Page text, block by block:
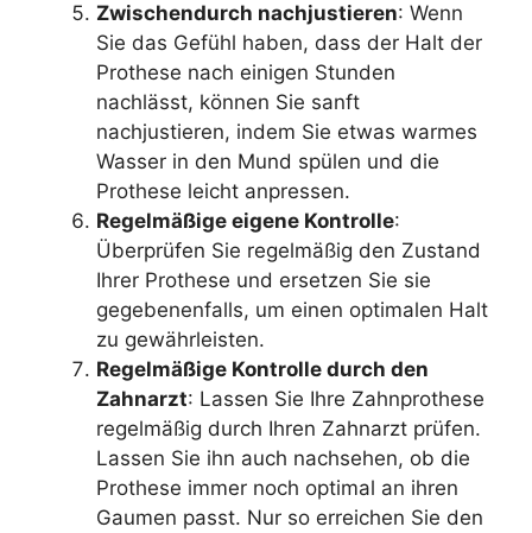
Zwischendurch nachjustieren: Wenn
Sie das Gefühl haben, dass der Halt der
Prothese nach einigen Stunden
nachlässt, können Sie sanft
nachjustieren, indem Sie etwas warmes
Wasser in den Mund spülen und die
Prothese leicht anpressen.
Regelmäßige eigene Kontrolle:
Überprüfen Sie regelmäßig den Zustand
Ihrer Prothese und ersetzen Sie sie
gegebenenfalls, um einen optimalen Halt
zu gewährleisten.
Regelmäßige Kontrolle durch den
Zahnarzt: Lassen Sie Ihre Zahnprothese
regelmäßig durch Ihren Zahnarzt prüfen.
Lassen Sie ihn auch nachsehen, ob die
Prothese immer noch optimal an ihren
Gaumen passt. Nur so erreichen Sie den